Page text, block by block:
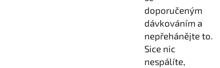
doporučeným
dávkováním a
nepřehánějte to.
Sice nic
nespálíte,